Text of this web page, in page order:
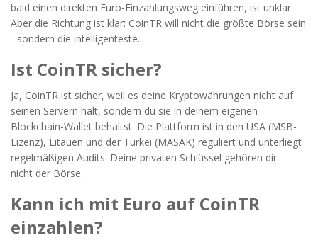
bald einen direkten Euro-Einzahlungsweg einführen, ist unklar.
Aber die Richtung ist klar: CoinTR will nicht die größte Börse sein
- sondern die intelligenteste.
Ist CoinTR sicher?
Ja, CoinTR ist sicher, weil es deine Kryptowährungen nicht auf
seinen Servern hält, sondern du sie in deinem eigenen
Blockchain-Wallet behältst. Die Plattform ist in den USA (MSB-
Lizenz), Litauen und der Türkei (MASAK) reguliert und unterliegt
regelmäßigen Audits. Deine privaten Schlüssel gehören dir -
nicht der Börse.
Kann ich mit Euro auf CoinTR
einzahlen?